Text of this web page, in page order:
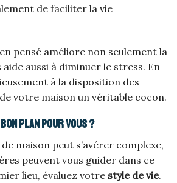
de faciliter la vie
pensé améliore non seulement la
aide aussi à diminuer le stress. En
à la disposition des
votre maison un véritable cocon.
plan pour vous ?
maison peut s’avérer complexe,
peuvent vous guider dans ce
lieu, évaluez votre style de vie.